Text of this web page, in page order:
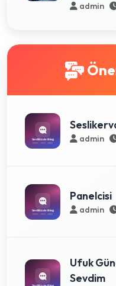
admin
admin
Panelcisi
admin
Ufuk
Sevdim